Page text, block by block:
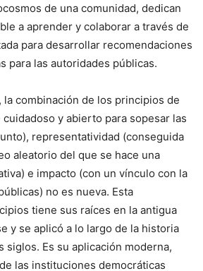
de una comunidad, dedican
a aprender y colaborar a través de
para desarrollar recomendaciones
para las autoridades públicas.
la combinación de los principios de
y abierto para sopesar las
representatividad (conseguida
aleatorio del que se hace una
e impacto (con un vínculo con la
no es nueva. Esta
tiene sus raíces en la antigua
y se aplicó a lo largo de la historia
siglos. Es su aplicación moderna,
las instituciones democráticas